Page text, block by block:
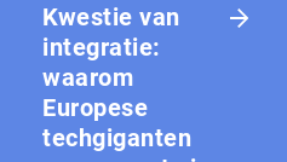
Kwestie van
integratie:
waarom
Europese
techgiganten